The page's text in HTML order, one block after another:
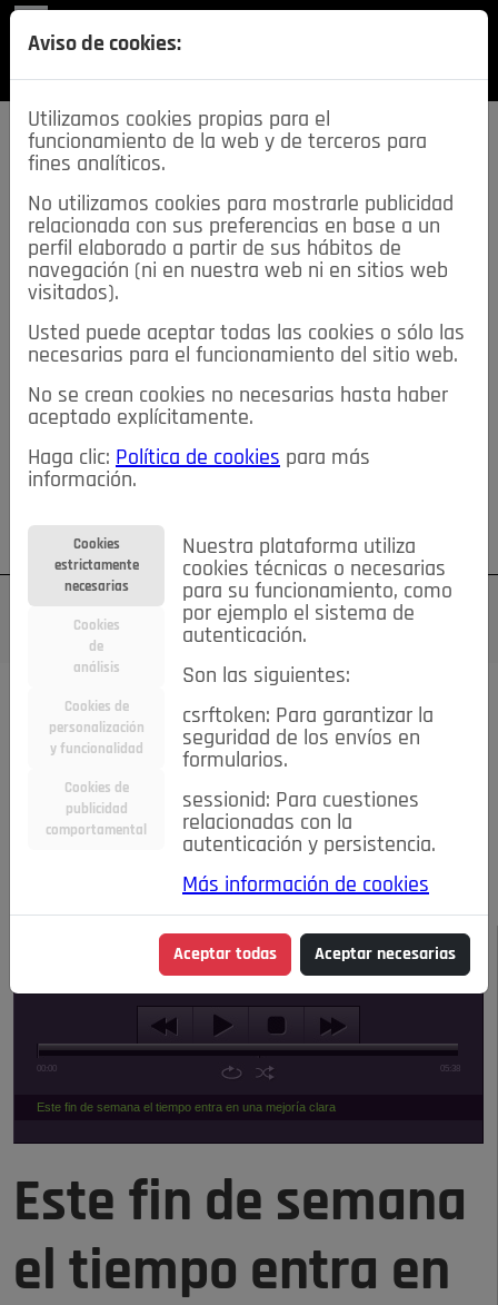
SECCIONES
descarga esta
REVISTA
≡NOTICIAS
NOTICIAS SERVICIOS DE INTERÉS
TABLÓN DE ANUNCIOS MIS ANUNCIOS CONTACTO
NOSOTROS
Su cuenta Regístrese ¿Olvidó su contraseña?
Todas las noticias..
#TePrestoMisOjos Caridad
Ciencia&Tecnología
Economía
Entretenimiento
Estilo de Vida
Internacional
Madrid Opinión IN
Pozuelo de Alarcón
Salud 🔴 En Directo
NOTICIAS
Escucha el audio de esta noticia:
00:00 05:38
Este fin de semana el tiempo entra en una mejoría clara
Este fin de semana
el tiempo entra en
Aviso de cookies:
Utilizamos cookies propias para el
funcionamiento de la web y de terceros para
fines analíticos.
No utilizamos cookies para mostrarle publicidad
relacionada con sus preferencias en base a un
perfil elaborado a partir de sus hábitos de
navegación (ni en nuestra web ni en sitios web
visitados).
Usted puede aceptar todas las cookies o sólo las
necesarias para el funcionamiento del sitio web.
No se crean cookies no necesarias hasta haber
aceptado explícitamente.
Haga clic: Política de cookies para más
información.
Cookies
estrictamente
necesarias
Cookies
de
análisis
Cookies de
personalización
y funcionalidad
Cookies de
publicidad
comportamental
Nuestra plataforma utiliza
cookies técnicas o necesarias
para su funcionamiento, como
por ejemplo el sistema de
autenticación.
Son las siguientes:
csrftoken: Para garantizar la
seguridad de los envíos en
formularios.
sessionid: Para cuestiones
relacionadas con la
autenticación y persistencia.
Más información de cookies
Aceptar todas Aceptar necesarias